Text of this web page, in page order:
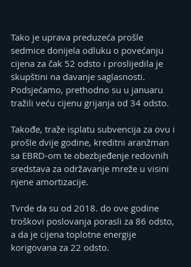
Tako je uprava preduzeća prošle
sedmice donijela odluku o povećanju
cijena za čak 52 odsto i proslijedila je
skupštini na davanje saglasnosti.
Podsjećamo, prethodno su u januaru
tražili veću cijenu grijanja od 34 odsto.
Takođe, traže isplatu subvencija za ovu i
prošle dvije godine, kreditni aranžman
sa EBRD-om te obezbjeđenje redovnih
sredstava za održavanje mreže u visini
njene amortizacije.
Tvrde da su od 2018. do ove godine
troškovi poslovanja porasli za 86 odsto,
a da je cijena toplotne energije
korigovana za 22 odsto.